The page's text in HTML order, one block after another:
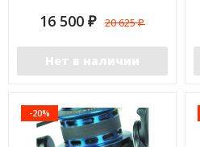
16 500 ₽ 20 625₽
Нет в наличии
-20%